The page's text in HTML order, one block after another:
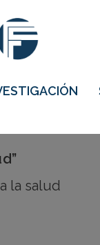
la salud